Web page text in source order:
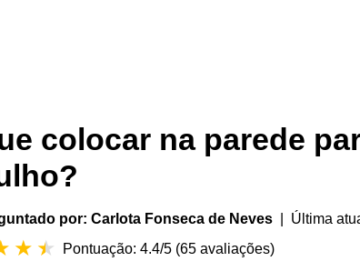
colocar na parede
por: Carlota Fonseca de Neves | Última
Pontuação: 4.4/5 (65 avaliações)